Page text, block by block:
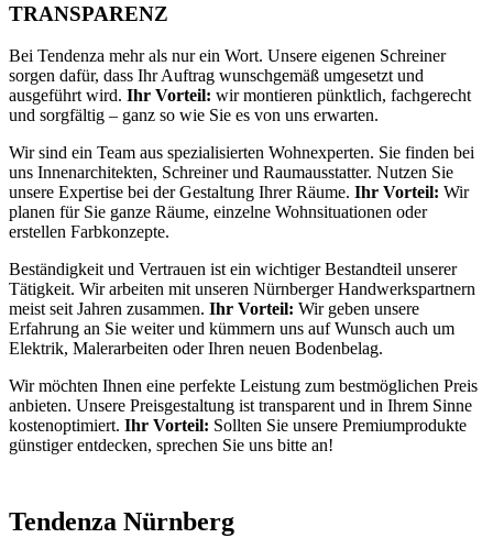
TRANSPARENZ
Bei Tendenza mehr als nur ein Wort. Unsere eigenen Schreiner
sorgen dafür, dass Ihr Auftrag wunschgemäß umgesetzt und
ausgeführt wird. Ihr Vorteil: wir montieren pünktlich, fachgerecht
und sorgfältig – ganz so wie Sie es von uns erwarten.
Wir sind ein Team aus spezialisierten Wohnexperten. Sie finden bei
uns Innenarchitekten, Schreiner und Raumausstatter. Nutzen Sie
unsere Expertise bei der Gestaltung Ihrer Räume. Ihr Vorteil: Wir
planen für Sie ganze Räume, einzelne Wohnsituationen oder
erstellen Farbkonzepte.
Beständigkeit und Vertrauen ist ein wichtiger Bestandteil unserer
Tätigkeit. Wir arbeiten mit unseren Nürnberger Handwerkspartnern
meist seit Jahren zusammen. Ihr Vorteil: Wir geben unsere
Erfahrung an Sie weiter und kümmern uns auf Wunsch auch um
Elektrik, Malerarbeiten oder Ihren neuen Bodenbelag.
Wir möchten Ihnen eine perfekte Leistung zum bestmöglichen Preis
anbieten. Unsere Preisgestaltung ist transparent und in Ihrem Sinne
kostenoptimiert. Ihr Vorteil: Sollten Sie unsere Premiumprodukte
günstiger entdecken, sprechen Sie uns bitte an!
Tendenza Nürnberg